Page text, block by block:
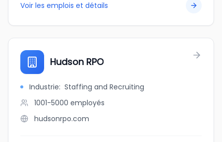
Voir les emplois et détails
Hudson RPO
Industrie: Staffing and Recruiting
1001-5000 employés
hudsonrpo.com